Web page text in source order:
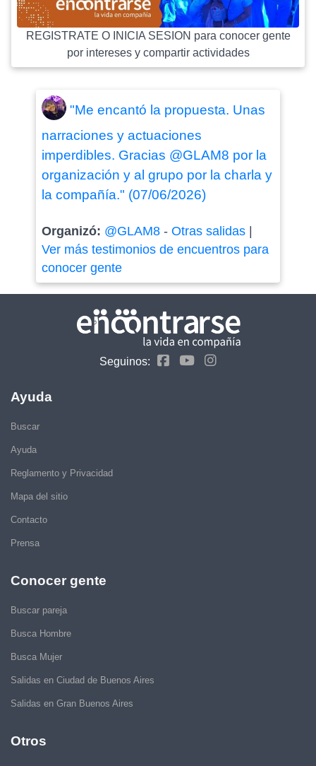
REGISTRATE O INICIA SESION para conocer gente
por intereses y compartir actividades
"Me encantó la propuesta. Unas
narraciones y actuaciones
imperdibles. Gracias @GLAM8 por la
organización y al grupo por la charla y
la compañía." (07/06/2026)
Organizó: @GLAM8- Otras salidas|
Ver más testimonios de encuentros para
conocer gente
Seguinos:
Ayuda
Buscar
Ayuda
Reglamento y Privacidad
Mapa del sitio
Contacto
Prensa
Conocer gente
Buscar pareja
Busca Hombre
Busca Mujer
Salidas en Ciudad de Buenos Aires
Salidas en Gran Buenos Aires
Otros